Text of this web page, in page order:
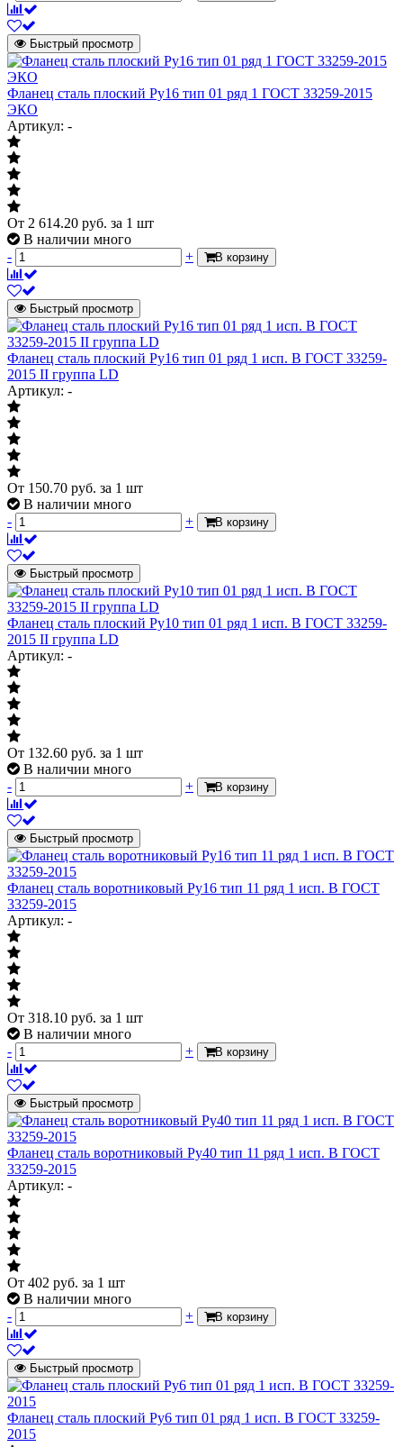
Быстрый просмотр
Фланец сталь плоский Ру16 тип 01 ряд 1 ГОСТ 33259-2015
ЭКО
Артикул: -
От 2 614.20 руб. за 1 шт
В наличии много
-
+ В корзину
Быстрый просмотр
Фланец сталь плоский Ру16 тип 01 ряд 1 исп. B ГОСТ 33259-
2015 II группа LD
Артикул: -
От 150.70 руб. за 1 шт
В наличии много
-
+ В корзину
Быстрый просмотр
Фланец сталь плоский Ру10 тип 01 ряд 1 исп. B ГОСТ 33259-
2015 II группа LD
Артикул: -
От 132.60 руб. за 1 шт
В наличии много
-
+ В корзину
Быстрый просмотр
Фланец сталь воротниковый Ру16 тип 11 ряд 1 исп. B ГОСТ
33259-2015
Артикул: -
От 318.10 руб. за 1 шт
В наличии много
-
+ В корзину
Быстрый просмотр
Фланец сталь воротниковый Ру40 тип 11 ряд 1 исп. B ГОСТ
33259-2015
Артикул: -
От 402 руб. за 1 шт
В наличии много
-
+ В корзину
Быстрый просмотр
Фланец сталь плоский Ру6 тип 01 ряд 1 исп. B ГОСТ 33259-
2015